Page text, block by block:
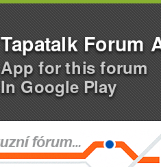
Tapatalk Forum
App for this forum
In Google Play